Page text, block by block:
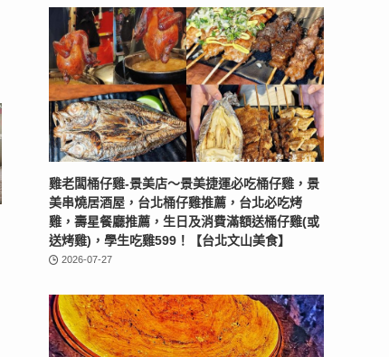
雞老闆桶仔雞-景美店〜景美捷運必吃桶仔雞，景
美串燒居酒屋，台北桶仔雞推薦，台北必吃烤
雞，壽星餐廳推薦，生日及消費滿額送桶仔雞(或
送烤雞)，學生吃雞599！【台北文山美食】
2026-07-27